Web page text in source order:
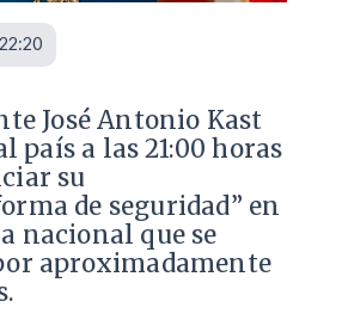
José Antonio Kast
país a las 21:00 horas
su
de seguridad” en
nacional que se
aproximadamente